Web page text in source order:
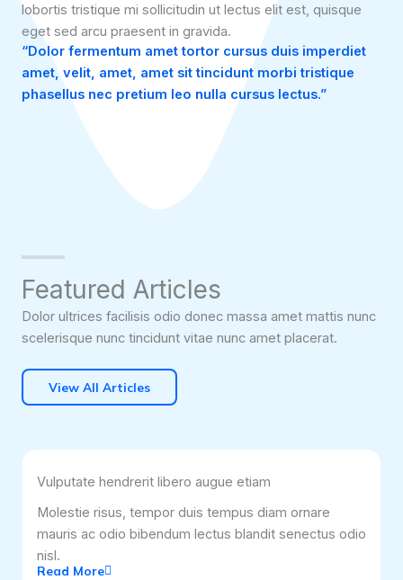
lobortis tristique mi sollicitudin ut lectus elit est, quisque
eget sed arcu praesent in gravida.
“Dolor fermentum amet tortor cursus duis imperdiet
amet, velit, amet, amet sit tincidunt morbi tristique
phasellus nec pretium leo nulla cursus lectus.”
Featured Articles
Dolor ultrices facilisis odio donec massa amet mattis nunc
scelerisque nunc tincidunt vitae nunc amet placerat.
View All Articles
Vulputate hendrerit libero augue etiam
Molestie risus, tempor duis tempus diam ornare
mauris ac odio bibendum lectus blandit senectus odio
nisl.
Read More